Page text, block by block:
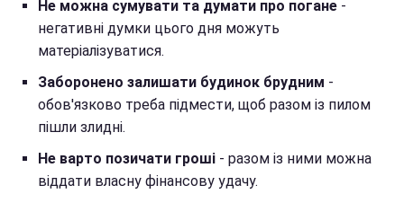
Не можна сумувати та думати про погане -
негативні думки цього дня можуть
матеріалізуватися.
Заборонено залишати будинок брудним -
обов'язково треба підмести, щоб разом із пилом
пішли злидні.
Не варто позичати гроші - разом із ними можна
віддати власну фінансову удачу.